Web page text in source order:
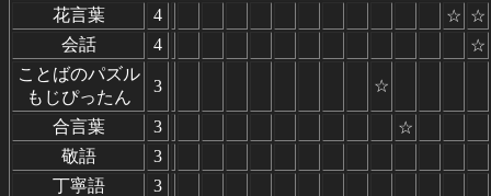
花言葉
4 ☆ ☆
会話
4
☆
ことばのパズル
もじぴったん
3 ☆
合言葉 3
☆
敬語
3
丁寧語
3